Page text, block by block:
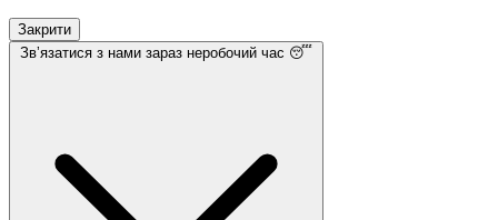
Закрити
Звʼязатися з нами зараз неробочий час 😴